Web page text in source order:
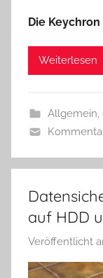
Die Keychron
Weiterlesen
Allgemein
auf HDD
Veröffentlicht